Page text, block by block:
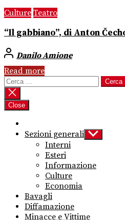
Culture Teatro
“Il gabbiano”, di Anton
Danilo Amione
Read more
Ricerca
per:
Close
Sezioni generali Show
sub
Interni
Esteri
Informazione
Culture
Economia
Bavagli
Diffamazione
Minacce e Vittime